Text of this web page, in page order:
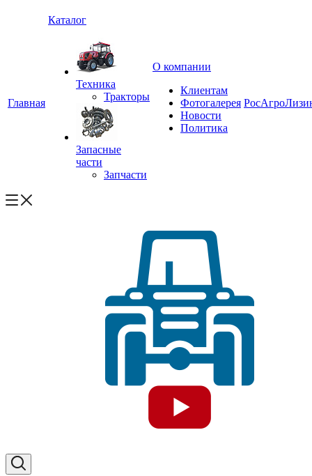
Главная
Каталог
Техника
Тракторы
Запасные
части
Запчасти
О компании
Клиентам
Фотогалерея
Новости
Политика